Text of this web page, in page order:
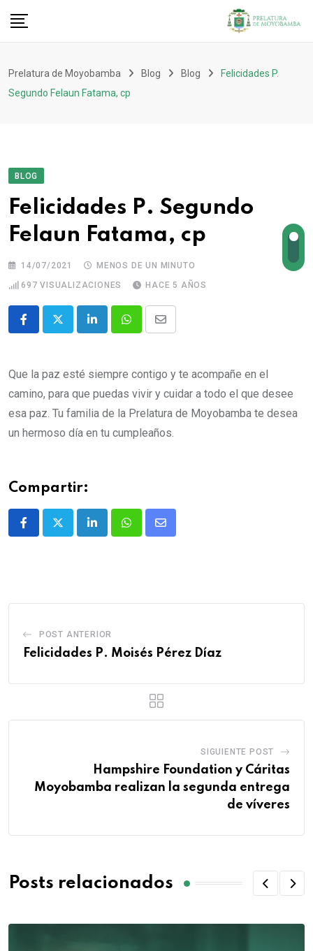
Prelatura de Moyobamba Blog Blog
Felicidades P.
Segundo Felaun Fatama, cp
BLOG
Felicidades P. Segundo
Felaun Fatama, cp
14/07/2021
MENOS DE UN MINUTO
697 VISUALIZACIONES HACE 5 AÑOS
Que la paz esté siempre contigo y te acompañe en el
camino, para que puedas vivir y cuidar a todo el que desee
esa paz. Tu familia de la Prelatura de Moyobamba te desea
un hermoso día en tu cumpleaños.
Compartir:
POST ANTERIOR
Felicidades P. Moisés Pérez Díaz
SIGUIENTE POST
Hampshire Foundation y Cáritas
Moyobamba realizan la segunda entrega
de víveres
Posts relacionados